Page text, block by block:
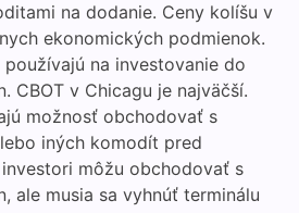
na dodanie. Ceny kolíšu v
ekonomických podmienok.
na investovanie do
CBOT v Chicagu je najväčší.
možnosť obchodovať s
iných komodít pred
môžu obchodovať s
ale musia sa vyhnúť terminálu